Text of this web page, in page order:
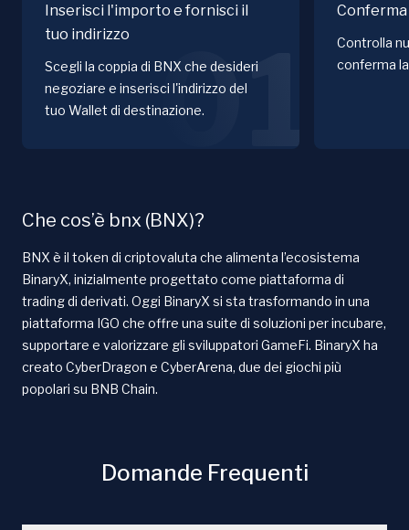
Inserisci l'importo e fornisci il
tuo indirizzo
Scegli la coppia di BNX che desideri
negoziare e inserisci l'indirizzo del
tuo Wallet di destinazione.01
Controlla
conferma
Che cos’è bnx (BNX)?
BNX è il token di criptovaluta che alimenta l’ecosistema
BinaryX, inizialmente progettato come piattaforma di
trading di derivati. Oggi BinaryX si sta trasformando in una
piattaforma IGO che offre una suite di soluzioni per incubare,
supportare e valorizzare gli sviluppatori GameFi. BinaryX ha
creato CyberDragon e CyberArena, due dei giochi più
popolari su BNB Chain.
Domande Frequenti